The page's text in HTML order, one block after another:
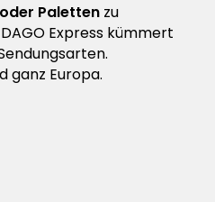
Paletten zu
Express kümmert
ganz Europa.